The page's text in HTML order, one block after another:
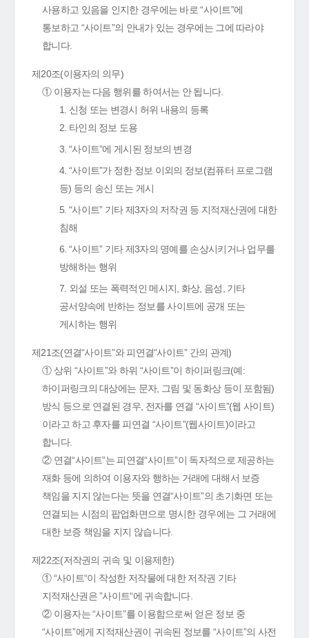
사용하고 있음을 인지한 경우에는 바로 “사이트”에
통보하고 “사이트”의 안내가 있는 경우에는 그에 따라야
합니다.
제20조(이용자의 의무)
① 이용자는 다음 행위를 하여서는 안 됩니다.
1. 신청 또는 변경시 허위 내용의 등록
2. 타인의 정보 도용
3. “사이트”에 게시된 정보의 변경
4. “사이트”가 정한 정보 이외의 정보(컴퓨터 프로그램
등) 등의 송신 또는 게시
5. “사이트” 기타 제3자의 저작권 등 지적재산권에 대한
침해
6. “사이트” 기타 제3자의 명예를 손상시키거나 업무를
방해하는 행위
7. 외설 또는 폭력적인 메시지, 화상, 음성, 기타
공서양속에 반하는 정보를 사이트에 공개 또는
게시하는 행위
제21조(연결“사이트”와 피연결“사이트” 간의 관계)
① 상위 “사이트”와 하위 “사이트”이 하이퍼링크(예:
하이퍼링크의 대상에는 문자, 그림 및 동화상 등이 포함됨)
방식 등으로 연결된 경우, 전자를 연결 “사이트”(웹 사이트)
이라고 하고 후자를 피연결 “사이트”(웹사이트)이라고
합니다.
② 연결“사이트”는 피연결“사이트”이 독자적으로 제공하는
재화 등에 의하여 이용자와 행하는 거래에 대해서 보증
책임을 지지 않는다는 뜻을 연결“사이트”의 초기화면 또는
연결되는 시점의 팝업화면으로 명시한 경우에는 그 거래에
대한 보증 책임을 지지 않습니다.
제22조(저작권의 귀속 및 이용제한)
① “사이트“이 작성한 저작물에 대한 저작권 기타
지적재산권은 ”사이트“에 귀속합니다.
② 이용자는 “사이트”를 이용함으로써 얻은 정보 중
“사이트”에게 지적재산권이 귀속된 정보를 “사이트”의 사전